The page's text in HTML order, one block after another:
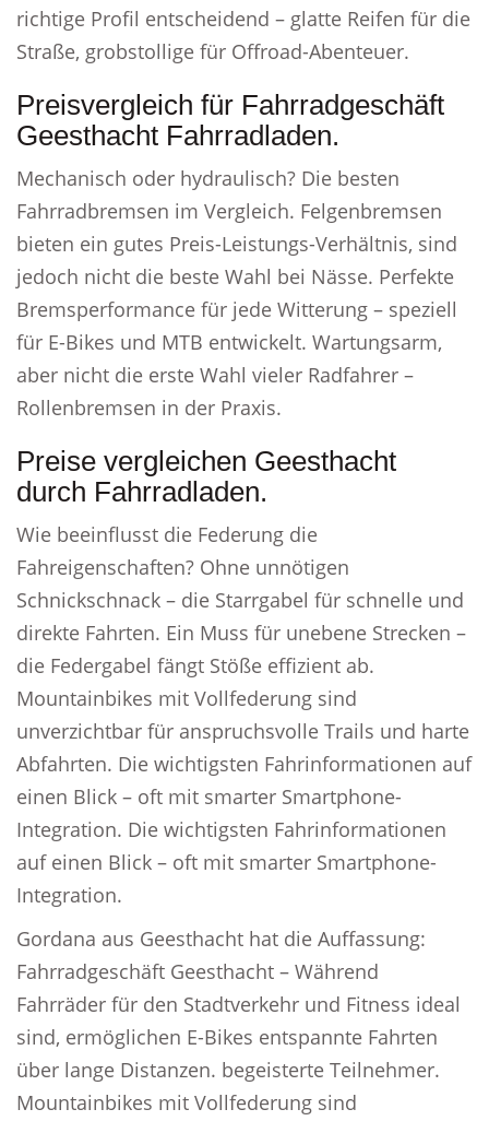
richtige Profil entscheidend – glatte Reifen für die
Straße, grobstollige für Offroad-Abenteuer.
Preisvergleich für Fahrradgeschäft
Geesthacht Fahrradladen.
Mechanisch oder hydraulisch? Die besten
Fahrradbremsen im Vergleich. Felgenbremsen
bieten ein gutes Preis-Leistungs-Verhältnis, sind
jedoch nicht die beste Wahl bei Nässe. Perfekte
Bremsperformance für jede Witterung – speziell
für E-Bikes und MTB entwickelt. Wartungsarm,
aber nicht die erste Wahl vieler Radfahrer –
Rollenbremsen in der Praxis.
Preise vergleichen Geesthacht
durch Fahrradladen.
Wie beeinflusst die Federung die
Fahreigenschaften? Ohne unnötigen
Schnickschnack – die Starrgabel für schnelle und
direkte Fahrten. Ein Muss für unebene Strecken –
die Federgabel fängt Stöße effizient ab.
Mountainbikes mit Vollfederung sind
unverzichtbar für anspruchsvolle Trails und harte
Abfahrten. Die wichtigsten Fahrinformationen auf
einen Blick – oft mit smarter Smartphone-
Integration. Die wichtigsten Fahrinformationen
auf einen Blick – oft mit smarter Smartphone-
Integration.
Gordana aus Geesthacht hat die Auffassung:
Fahrradgeschäft Geesthacht – Während
Fahrräder für den Stadtverkehr und Fitness ideal
sind, ermöglichen E-Bikes entspannte Fahrten
über lange Distanzen. begeisterte Teilnehmer.
Mountainbikes mit Vollfederung sind